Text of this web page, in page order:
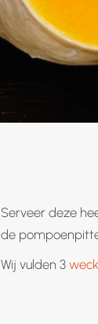
Serveer deze
de
Wij vulden 3